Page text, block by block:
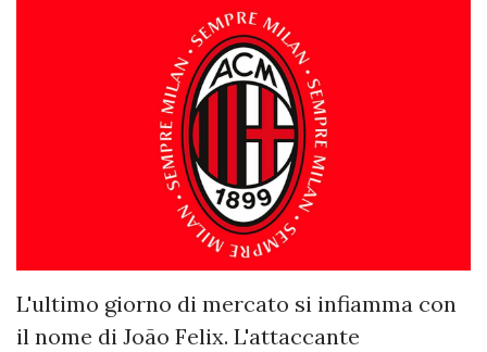
L'ultimo giorno di mercato si infiamma con
il nome di João Felix. L'attaccante